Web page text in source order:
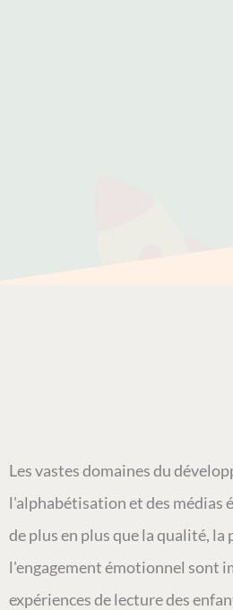
Les vastes domaines du
l'alphabétisation et des médias
de plus en plus que la qualité, la
l'engagement émotionnel sont
expériences de lecture des